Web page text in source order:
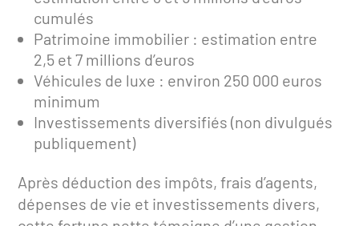
cumulés
Patrimoine immobilier : estimation entre
2,5 et 7 millions d’euros
Véhicules de luxe : environ 250 000 euros
minimum
Investissements diversifiés (non divulgués
publiquement)
Après déduction des impôts, frais d’agents,
dépenses de vie et investissements divers,